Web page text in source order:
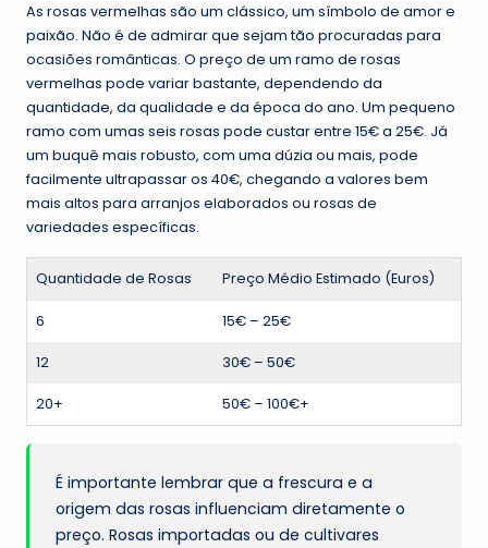
As rosas vermelhas são um clássico, um símbolo de amor e
paixão. Não é de admirar que sejam tão procuradas para
ocasiões românticas. O preço de um ramo de rosas
vermelhas pode variar bastante, dependendo da
quantidade, da qualidade e da época do ano. Um pequeno
ramo com umas seis rosas pode custar entre 15€ a 25€. Já
um buquê mais robusto, com uma dúzia ou mais, pode
facilmente ultrapassar os 40€, chegando a valores bem
mais altos para arranjos elaborados ou rosas de
variedades específicas.
Quantidade de Rosas Preço Médio Estimado (Euros)
6 15€ – 25€
12 30€ – 50€
20+ 50€ – 100€+
É importante lembrar que a frescura e a
origem das rosas influenciam diretamente o
preço. Rosas importadas ou de cultivares